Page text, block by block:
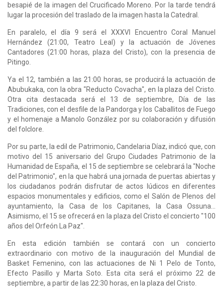
besapié de la imagen del Crucificado Moreno. Por la tarde tendrá
lugar la procesión del traslado de la imagen hasta la Catedral.
En paralelo, el día 9 será el XXXVI Encuentro Coral Manuel
Hernández (21:00, Teatro Leal) y la actuación de Jóvenes
Cantadores (21:00 horas, plaza del Cristo), con la presencia de
Pitingo.
Ya el 12, también a las 21:00 horas, se producirá la actuación de
Abubukaka, con la obra "Reducto Covacha", en la plaza del Cristo.
Otra cita destacada será el 13 de septiembre, Día de las
Tradiciones, con el desfile de la Pandorga y los Caballitos de Fuego
y el homenaje a Manolo González por su colaboración y difusión
del folclore.
Por su parte, la edil de Patrimonio, Candelaria Díaz, indicó que, con
motivo del 15 aniversario del Grupo Ciudades Patrimonio de la
Humanidad de España, el 15 de septiembre se celebrará la "Noche
del Patrimonio", en la que habrá una jornada de puertas abiertas y
los ciudadanos podrán disfrutar de actos lúdicos en diferentes
espacios monumentales y edificios, como el Salón de Plenos del
ayuntamiento, la Casa de los Capitanes, la Casa Ossuna...
Asimismo, el 15 se ofrecerá en la plaza del Cristo el concierto "100
años del Orfeón La Paz".
En esta edición también se contará con un concierto
extraordinario con motivo de la inauguración del Mundial de
Basket Femenino, con las actuaciones de Ni 1 Pelo de Tonto,
Efecto Pasillo y Marta Soto. Esta cita será el próximo 22 de
septiembre, a partir de las 22:30 horas, en la plaza del Cristo.